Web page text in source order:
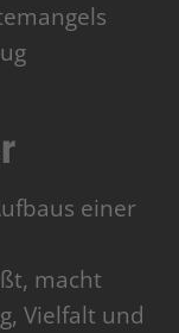
einer
macht
Vielfalt und